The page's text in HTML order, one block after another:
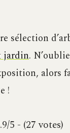
sélection
jardin.
!
5 - (27 votes)